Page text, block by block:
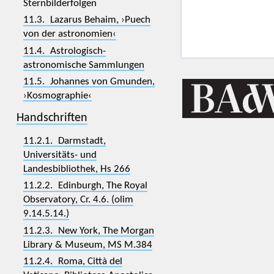
Sternbilderfolgen
11.3. Lazarus Behaim, ›Puech
von der astronomien‹
11.4. Astrologisch-
astronomische Sammlungen
11.5. Johannes von Gmunden,
›Kosmographie‹
Handschriften
11.2.1. Darmstadt,
Universitäts- und
Landesbibliothek, Hs 266
11.2.2. Edinburgh, The Royal
Observatory, Cr. 4.6. (olim
9.14.5.14.)
11.2.3. New York, The Morgan
Library & Museum, MS M.384
11.2.4. Roma, Città del